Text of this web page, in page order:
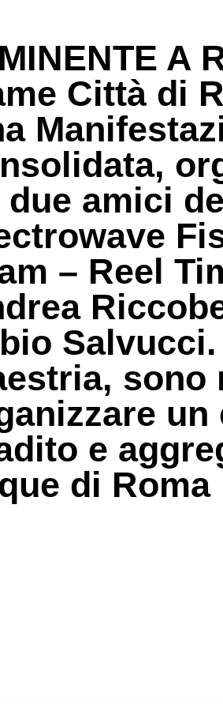
A
Città di
due amici
– Reel
un
e
di Roma